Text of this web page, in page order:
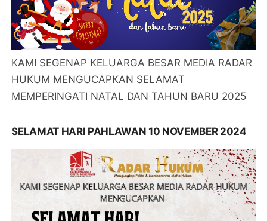
KAMI SEGENAP KELUARGA BESAR MEDIA RADAR
HUKUM MENGUCAPKAN SELAMAT
MEMPERINGATI NATAL DAN TAHUN BARU 2025
SELAMAT HARI PAHLAWAN 10 NOVEMBER 2024